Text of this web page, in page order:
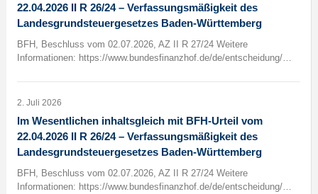
22.04.2026 II R 26/24 – Verfassungsmäßigkeit des
Landesgrundsteuergesetzes Baden-Württemberg
BFH, Beschluss vom 02.07.2026, AZ II R 27/24 Weitere
Informationen: https://www.bundesfinanzhof.de/de/entscheidung/…
2. Juli 2026
Im Wesentlichen inhaltsgleich mit BFH-Urteil vom
22.04.2026 II R 26/24 – Verfassungsmäßigkeit des
Landesgrundsteuergesetzes Baden-Württemberg
BFH, Beschluss vom 02.07.2026, AZ II R 27/24 Weitere
Informationen: https://www.bundesfinanzhof.de/de/entscheidung/…